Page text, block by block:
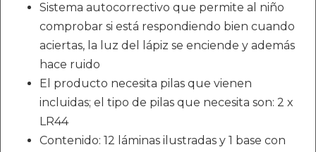
Sistema autocorrectivo que permite al niño
comprobar si está respondiendo bien cuando
aciertas, la luz del lápiz se enciende y además
hace ruido
El producto necesita pilas que vienen
incluidas; el tipo de pilas que necesita son: 2 x
LR44
Contenido: 12 láminas ilustradas y 1 base con